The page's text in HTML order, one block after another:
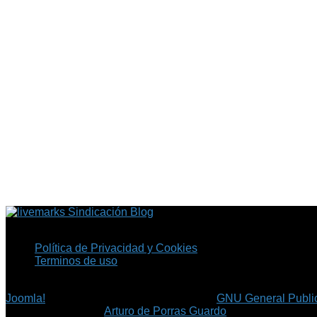
Sindicación Blog
Política de Privacidad y Cookies
Terminos de uso
Joomla!
GNU General
©Arturo de Porras Guardo